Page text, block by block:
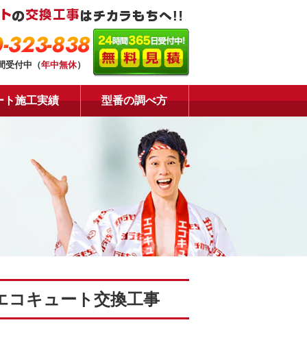
323-838
受付中（年中無休）
ト施工実績 型番の調べ方
キュート交換工事